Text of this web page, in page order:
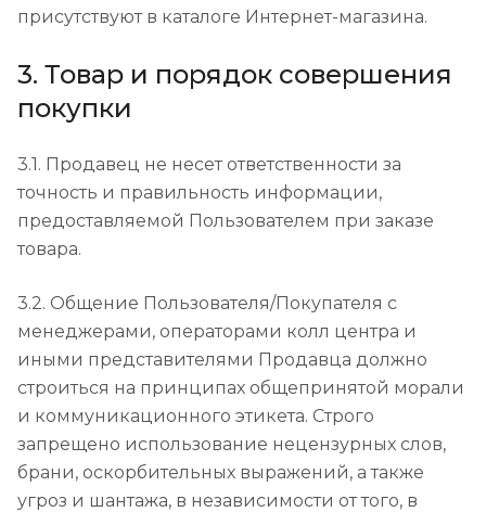
присутствуют в каталоге Интернет-магазина.
3. Товар и порядок совершения
покупки
3.1. Продавец не несет ответственности за
точность и правильность информации,
предоставляемой Пользователем при заказе
товара.
3.2. Общение Пользователя/Покупателя с
менеджерами, операторами колл центра и
иными представителями Продавца должно
строиться на принципах общепринятой морали
и коммуникационного этикета. Строго
запрещено использование нецензурных слов,
брани, оскорбительных выражений, а также
угроз и шантажа, в независимости от того, в